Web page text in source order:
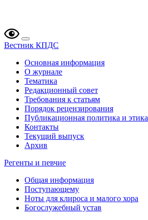
Вестник КПДС
Основная информация
О журнале
Тематика
Редакционный совет
Требования к статьям
Порядок рецензирования
Публикационная политика и этика
Контакты
Текущий выпуск
Архив
Регенты и певчие
Общая информация
Поступающему
Ноты для клироса и малого хора
Богослужебный устав